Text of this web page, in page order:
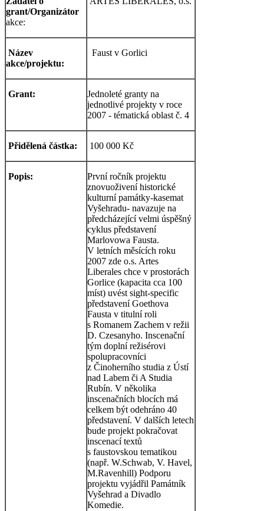
grant/Organizátor
akce:
Název
akce/projektu:
Faust v Gorlici
Grant:
Jednoleté granty na
jednotlivé projekty v roce
2007 - tématická oblast č. 4
Přidělená částka: 100 000 Kč
Popis:
První ročník projektu
znovuoživení historické
kulturní památky-kasemat
Vyšehradu- navazuje na
předcházející velmi úspěšný
cyklus představení
Marlovowa Fausta.
V letních měsících roku
2007 zde o.s. Artes
Liberales chce v prostorách
Gorlice (kapacita cca 100
míst) uvést sight-specific
představení Goethova
Fausta v titulní roli
s Romanem Zachem v režii
D. Czesanyho. Inscenační
tým doplní režisérovi
spolupracovníci
z Činoherního studia z Ústí
nad Labem či A Studia
Rubín. V několika
inscenačních blocích má
celkem být odehráno 40
představení. V dalších letech
bude projekt pokračovat
inscenací textů
s faustovskou tematikou
(např. W.Schwab, V. Havel,
M.Ravenhill) Podporu
projektu vyjádřil Památník
Vyšehrad a Divadlo
Komedie.